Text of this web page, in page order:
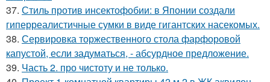
37. Стиль против инсектофобии: в Японии создали
гиперреалистичные сумки в виде гигантских насекомых.
38. Сервировка торжественного стола фарфоровой
капустой, если задуматься, - абсурдное предложение.
39. Часть 2. про чистоту и не только.